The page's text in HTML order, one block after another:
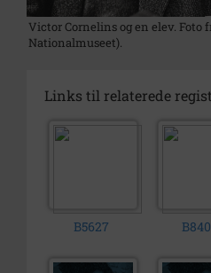
Victor Cornelins og en elev. Foto
Nationalmuseet).
Links til relaterede
B5627